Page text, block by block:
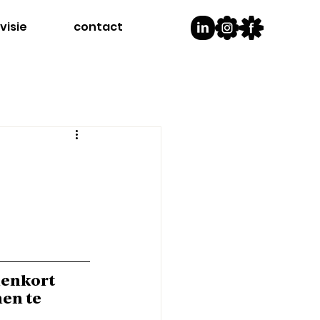
visie contact
te